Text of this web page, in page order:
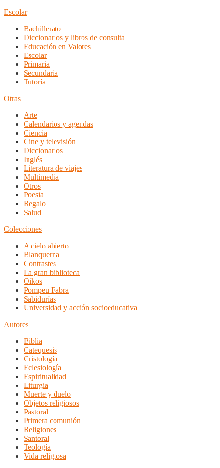
Escolar
Bachillerato
Diccionarios y libros de consulta
Educación en Valores
Escolar
Primaria
Secundaria
Tutoría
Otras
Arte
Calendarios y agendas
Ciencia
Cine y televisión
Diccionarios
Inglés
Literatura de viajes
Multimedia
Otros
Poesia
Regalo
Salud
Colecciones
A cielo abierto
Blanquerna
Contrastes
La gran biblioteca
Oikos
Pompeu Fabra
Sabidurías
Universidad y acción socioeducativa
Autores
Biblia
Catequesis
Cristología
Eclesiología
Espiritualidad
Liturgia
Muerte y duelo
Objetos religiosos
Pastoral
Primera comunión
Religiones
Santoral
Teología
Vida religiosa